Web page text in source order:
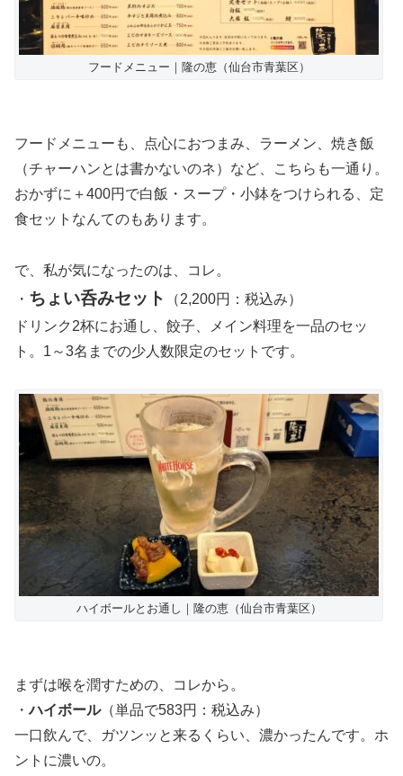
フードメニュー｜隆の恵（仙台市青葉区）
フードメニューも、点心におつまみ、ラーメン、焼き飯
（チャーハンとは書かないのネ）など、こちらも一通り。
おかずに＋400円で白飯・スープ・小鉢をつけられる、定
食セットなんてのもあります。
で、私が気になったのは、コレ。
・ ちょい呑みセット
（2,200円：税込み）
ドリンク2杯にお通し、餃子、メイン料理を一品のセッ
ト。1～3名までの少人数限定のセットです。
ハイボールとお通し｜隆の恵（仙台市青葉区）
まずは喉を潤すための、コレから。
・ハイボール（単品で583円：税込み）
一口飲んで、ガツンッと来るくらい、濃かったんです。ホ
ントに濃いの。